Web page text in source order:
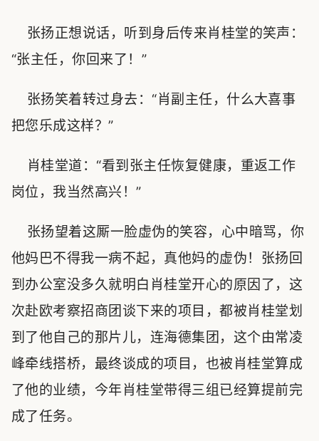
张扬正想说话，听到身后传来肖桂堂的笑声：
“张主任，你回来了！”
张扬笑着转过身去：“肖副主任，什么大喜事
把您乐成这样？”
肖桂堂道：“看到张主任恢复健康，重返工作
岗位，我当然高兴！”
张扬望着这厮一脸虚伪的笑容，心中暗骂，你
他妈巴不得我一病不起，真他妈的虚伪！张扬回
到办公室没多久就明白肖桂堂开心的原因了，这
次赴欧考察招商团谈下来的项目，都被肖桂堂划
到了他自己的那片儿，连海德集团，这个由常凌
峰牵线搭桥，最终谈成的项目，也被肖桂堂算成
了他的业绩，今年肖桂堂带得三组已经算提前完
成了任务。